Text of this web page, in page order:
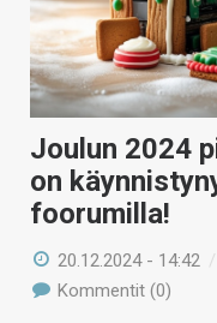
Joulun 2024
on
foorumilla!
20.12.2024 - 14:42
Kommentit (0)